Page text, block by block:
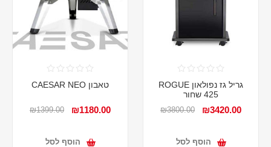
גריל גז נפולאון ROGUE
425 שחור
₪3420.00
₪3800.00
הוסף לסל
טאבון CAESAR NEO
₪1180.00
₪1399.00
הוסף לסל